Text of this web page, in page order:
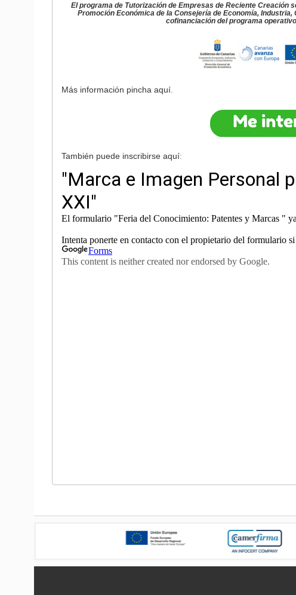
El programa de Tutorización de Empresas de Reciente Creación
Promoción Económica de la Consejería de Economía,
cofinanciación del programa
Más información pincha aquí
También puede inscribirse aquí: